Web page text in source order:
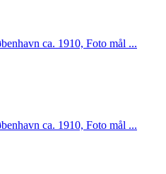
ca. 1910, Foto mål ...
ca. 1910, Foto mål ...